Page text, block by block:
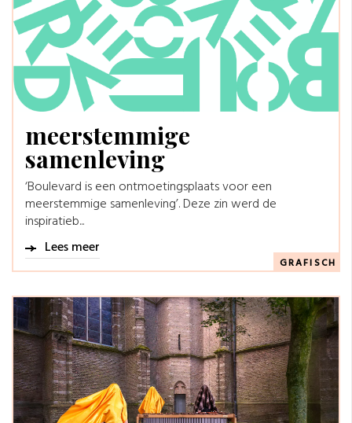
meerstemmige
samenleving
‘Boulevard is een ontmoetingsplaats voor een
meerstemmige samenleving’. Deze zin werd de
inspiratieb...
Lees meer
GRAFISCH